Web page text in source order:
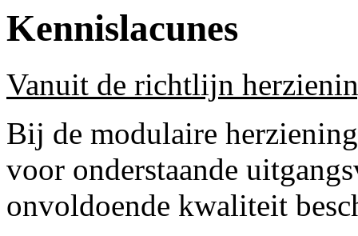
Kennislacunes
Vanuit de richtlijn
Bij de modulaire
voor onderstaande
onvoldoende kwaliteit